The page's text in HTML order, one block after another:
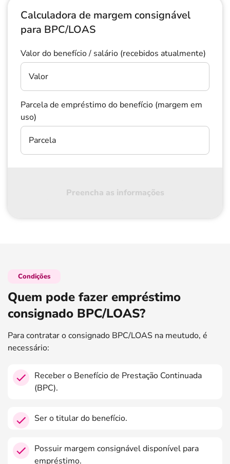
Calculadora de margem consignável
para BPC/LOAS
Valor do benefício / salário (recebidos atualmente)
Valor
Parcela de empréstimo do benefício (margem em
uso)
Parcela
Preencha as informações
Condições
Quem pode fazer empréstimo
consignado BPC/LOAS?
Para contratar o consignado BPC/LOAS na meutudo, é
necessário:
Receber o Benefício de Prestação Continuada
(BPC).
Ser o titular do benefício.
Possuir margem consignável disponível para
empréstimo.